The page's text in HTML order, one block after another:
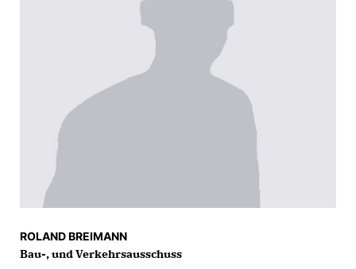
ROLAND BREIMANN
Bau-, und Verkehrsausschuss